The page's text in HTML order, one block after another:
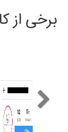
برخی از